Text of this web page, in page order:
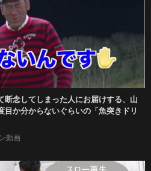
断念してしまった人にお届けする、山
目か分からないぐらいの「魚突きドリ
動画